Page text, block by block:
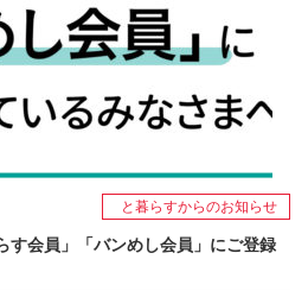
と暮らすからのお知らせ
す会員」「バンめし会員」にご登録